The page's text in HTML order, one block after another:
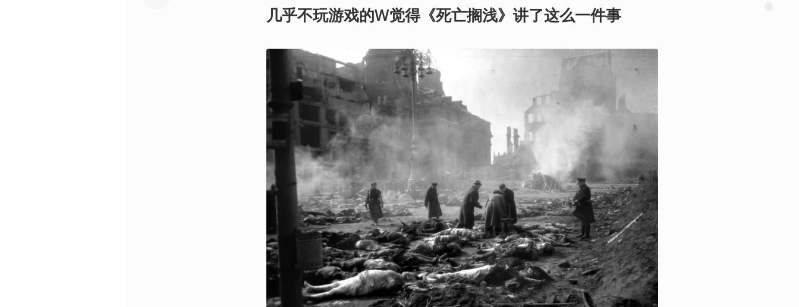
几乎不玩游戏的W觉得《死亡搁浅》讲了这么一件事